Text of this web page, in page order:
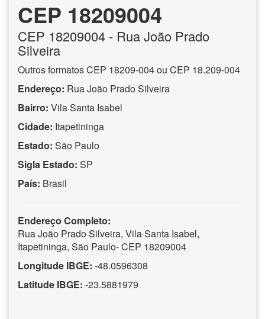
CEP 18209004
CEP 18209004 - Rua João Prado
Silveira
Outros formatos CEP 18209-004 ou CEP 18.209-004
Endereço: Rua João Prado Silveira
Bairro: Vila Santa Isabel
Cidade: Itapetininga
Estado: São Paulo
Sigla Estado: SP
País: Brasil
Endereço Completo:
Rua João Prado Silveira, Vila Santa Isabel,
Itapetininga, São Paulo- CEP 18209004
Longitude IBGE: -48.0596308
Latitude IBGE: -23.5881979